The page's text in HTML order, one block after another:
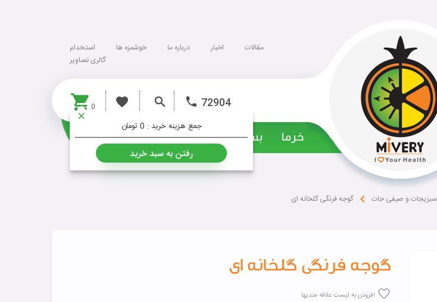
استخدام خوشمزه ها درباره ما اخبار
مقالات
گالری تصاویر
0
جمع هزینه خرید :
رفتن به سبد خرید
72904
‌ خرما بسته ها خشکبار
سبزیجات و صیفی جات گوجه فرنگی گلخانه ای
گوجه فرنگی گلخانه ای
افزودن به لیست علاقه مندیها